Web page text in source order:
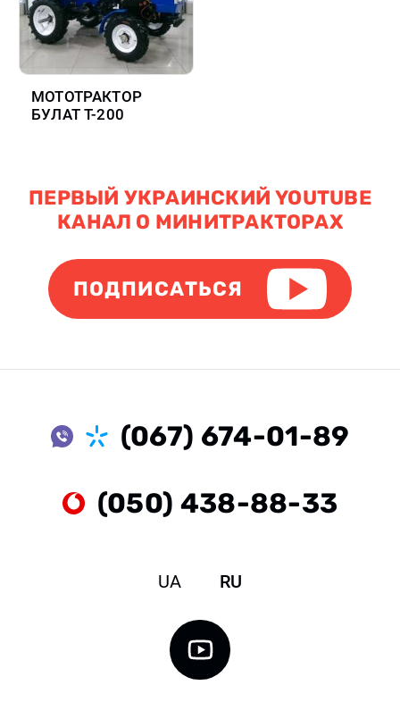
МОТОТРАКТОР
БУЛАТ Т-200
ПЕРВЫЙ УКРАИНСКИЙ YOUTUBE
КАНАЛ О МИНИТРАКТОРАХ
ПОДПИСАТЬСЯ
(067) 674-01-89
(050) 438-88-33
UA RU